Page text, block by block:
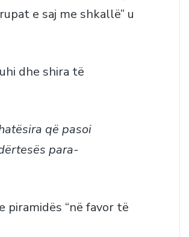
e saj me shkallë” u
dhe shira të
që pasoi
para-
“në favor të